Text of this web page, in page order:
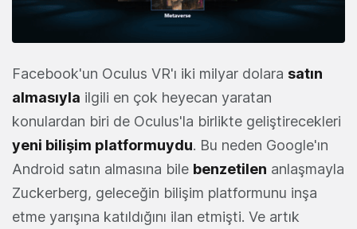
Facebook'un Oculus VR'ı iki milyar dolara satın
almasıyla ilgili en çok heyecan yaratan
konulardan biri de Oculus'la birlikte geliştirecekleri
yeni bilişim platformuydu. Bu neden Google'ın
Android satın almasına bile benzetilen anlaşmayla
Zuckerberg, geleceğin bilişim platformunu inşa
etme yarışına katıldığını ilan etmişti. Ve artık